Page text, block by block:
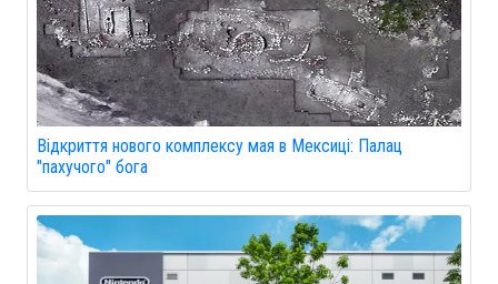
Відкриття нового комплексу мая в Мексиці: Палац
"пахучого" бога